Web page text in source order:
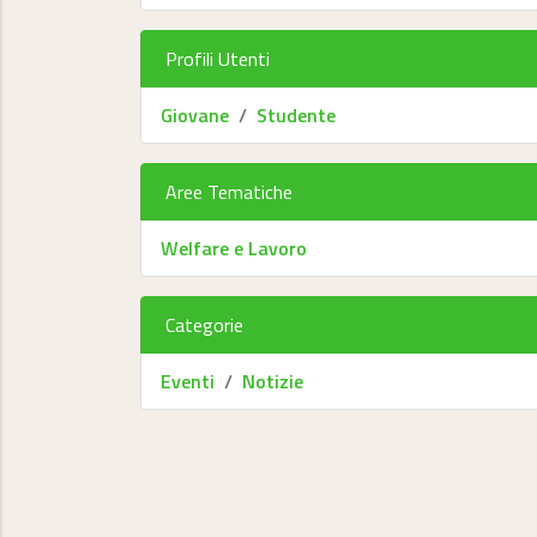
Profili Utenti
Giovane
Studente
Aree Tematiche
Welfare e Lavoro
Categorie
Eventi
Notizie